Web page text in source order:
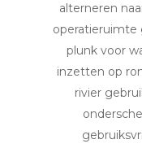
alterneren
operatieruimte
plunk voor
inzetten op
rivier